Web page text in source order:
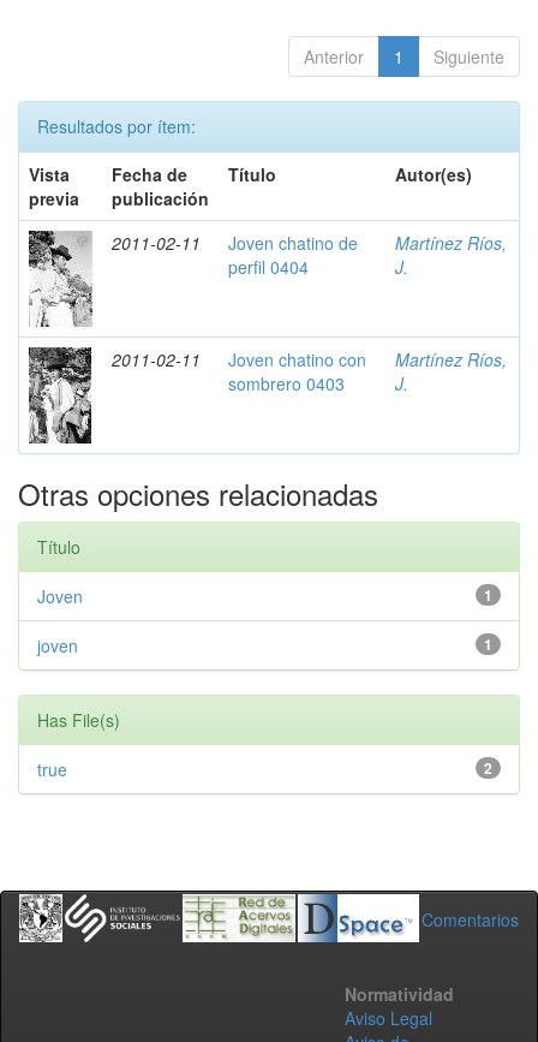
Anterior 1 Siguiente
Resultados por ítem:
Vista
previa
Fecha de
publicación
Título Autor(es)
2011-02-11
Joven chatino de
perfil 0404
Martínez Ríos,
J.
2011-02-11
Joven chatino con
sombrero 0403
Martínez Ríos,
J.
Otras opciones relacionadas
Título
1
Joven
1
joven
Has File(s)
2
true
Comentarios
Normatividad
Aviso Legal